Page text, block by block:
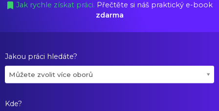
Jak rychle získat práci. Přečtěte si náš praktický e-book
zdarma
Jakou práci hledáte?
Můžete zvolit více oborů
Kde?